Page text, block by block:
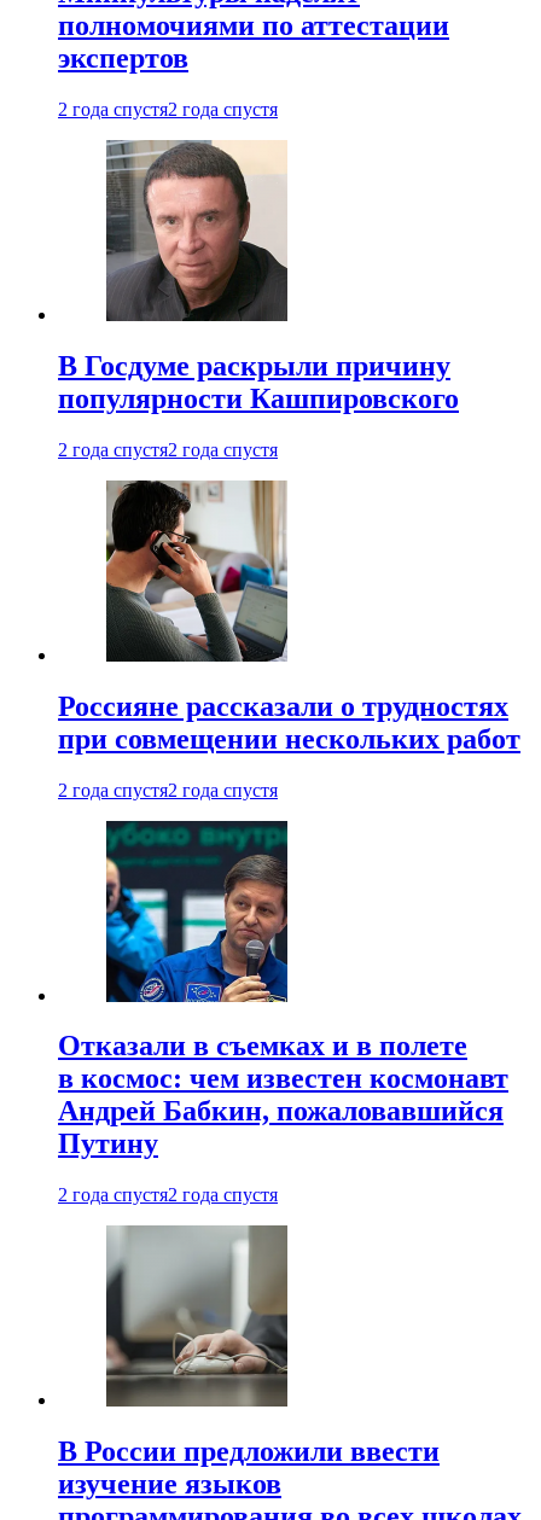
полномочиями по аттестации
экспертов
2 года спустя2 года спустя
В Госдуме раскрыли причину
популярности Кашпировского
2 года спустя2 года спустя
Россияне рассказали о трудностях
при совмещении нескольких работ
2 года спустя2 года спустя
Отказали в съемках и в полете
в космос: чем известен космонавт
Андрей Бабкин, пожаловавшийся
Путину
2 года спустя2 года спустя
В России предложили ввести
изучение языков